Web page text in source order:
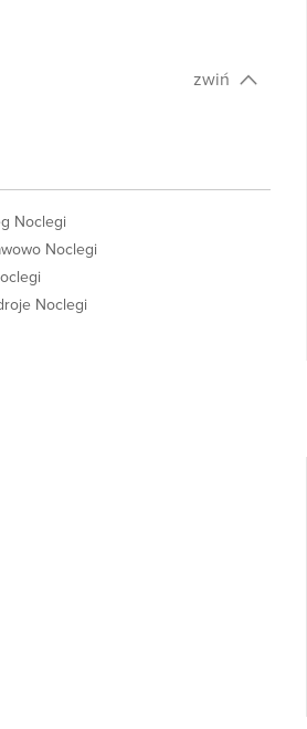
zwiń
Noclegi
Noclegi
Noclegi